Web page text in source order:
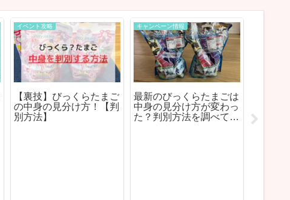
イベント攻略
【裏技】びっくらたまご
の中身の見分け方！【判
別方法】
キャンペーン情報
最新のびっくらたまごは
中身の見分け方が変わっ
た？判別方法を調べて黒
イベン